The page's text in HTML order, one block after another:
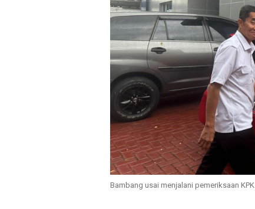
Bambang usai menjalani pemeriksaan KPK.